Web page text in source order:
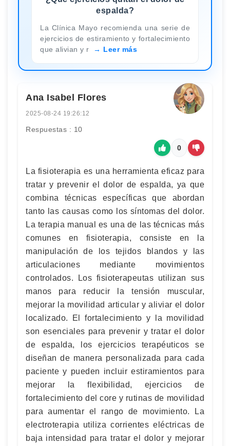
espalda?
La Clínica Mayo recomienda una serie de
ejercicios de estiramiento y fortalecimiento
que alivian y r
Leer más
Ana Isabel Flores
2025-08-24 19:26:12
Respuestas : 10
0
La fisioterapia es una herramienta eficaz para
tratar y prevenir el dolor de espalda, ya que
combina técnicas específicas que abordan
tanto las causas como los síntomas del dolor.
La terapia manual es una de las técnicas más
comunes en fisioterapia, consiste en la
manipulación de los tejidos blandos y las
articulaciones mediante movimientos
controlados. Los fisioterapeutas utilizan sus
manos para reducir la tensión muscular,
mejorar la movilidad articular y aliviar el dolor
localizado. El fortalecimiento y la movilidad
son esenciales para prevenir y tratar el dolor
de espalda, los ejercicios terapéuticos se
diseñan de manera personalizada para cada
paciente y pueden incluir estiramientos para
mejorar la flexibilidad, ejercicios de
fortalecimiento del core y rutinas de movilidad
para aumentar el rango de movimiento. La
electroterapia utiliza corrientes eléctricas de
baja intensidad para tratar el dolor y mejorar